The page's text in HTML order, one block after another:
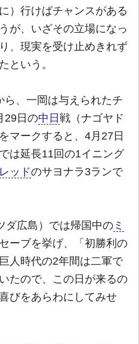
）行けばチャンスがある
が、いざその立場になっ
、現実を受け止めきれず
という。
、一岡は与えられたチ
29日の中日 戦（ナゴヤド
マークすると、4月27日
は延長11回の1イニング
ッドのサヨナラ3ランで
ダ広島）では帰国中の ミ
ーブを挙げ、「初勝利の
人時代の2年間は二軍で
たので、この日が来るの
びをあらわにしてみせ